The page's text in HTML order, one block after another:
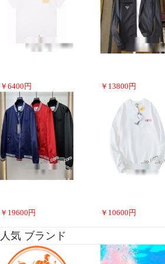
￥ 6400 円 ￥ 13800 円
￥ 19600 円 ￥ 10600 円
人気 ブランド